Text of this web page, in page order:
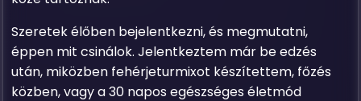
Szeretek élőben bejelentkezni, és megmutatni,
éppen mit csinálok. Jelentkeztem már be edzés
után, miközben fehérjeturmixot készítettem, főzés
közben, vagy a 30 napos egészséges életmód